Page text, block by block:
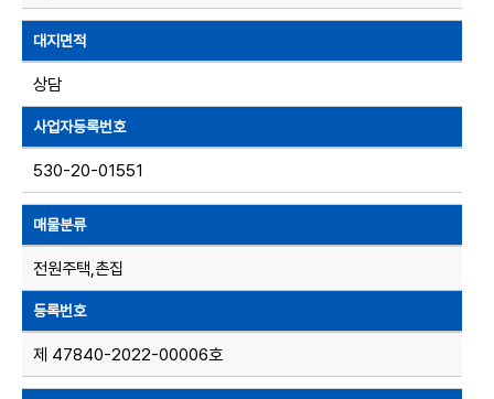
대지면적
상담
사업자등록번호
530-20-01551
매물분류
전원주택,촌집
등록번호
제 47840-2022-00006호